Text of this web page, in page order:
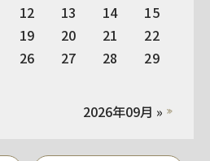
2026年09月 »
12 13 14
15
19 20 21
22
26 27 28
29